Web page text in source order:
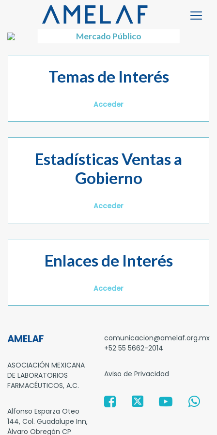
Mercado Público
Temas de Interés
Acceder
Estadísticas Ventas a
Gobierno
Acceder
Enlaces de Interés
Acceder
AMELAF
ASOCIACIÓN MEXICANA
DE LABORATORIOS
FARMACÉUTICOS, A.C.
Alfonso Esparza Oteo
144, Col. Guadalupe Inn,
Álvaro Obregón CP
comunicacion@amelaf.org.mx
+52 55 5662-2014
Aviso de Privacidad